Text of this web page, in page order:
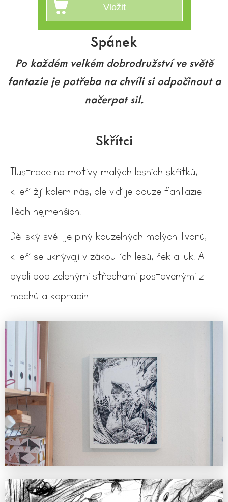
Spánek
Po každém velkém dobrodružství ve světě
fantazie je potřeba na chvíli si odpočinout a
načerpat sil.
Skřítci
Ilustrace na motivy malých lesních skřítků,
kteří žijí kolem nás, ale vidí je pouze fantazie
těch nejmenších.
Dětský svět je plný kouzelných malých tvorů,
kteří se ukrývají v zákoutích lesů, řek a luk. A
bydlí pod zelenými střechami postavenými z
mechů a kapradin...